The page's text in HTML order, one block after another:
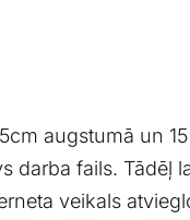
augstumā un
darba fails. Tādēļ
veikals